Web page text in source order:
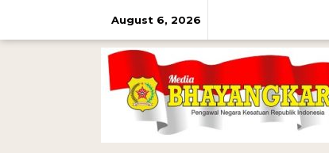
August 6, 2026